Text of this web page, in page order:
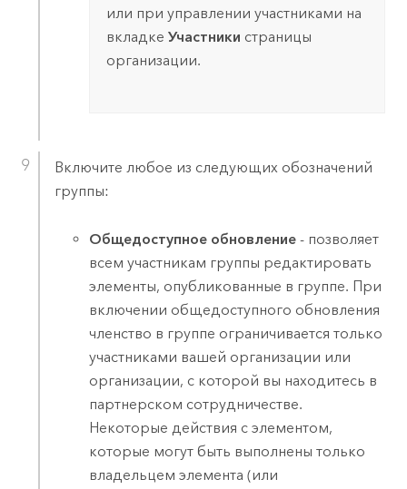
или при управлении участниками на
вкладке Участники страницы
организации.
Включите любое из следующих обозначений
группы:
Общедоступное обновление - позволяет
всем участникам группы редактировать
элементы, опубликованные в группе. При
включении общедоступного обновления
членство в группе ограничивается только
участниками вашей организации или
организации, с которой вы находитесь в
партнерском сотрудничестве.
Некоторые действия с элементом,
которые могут быть выполнены только
владельцем элемента (или